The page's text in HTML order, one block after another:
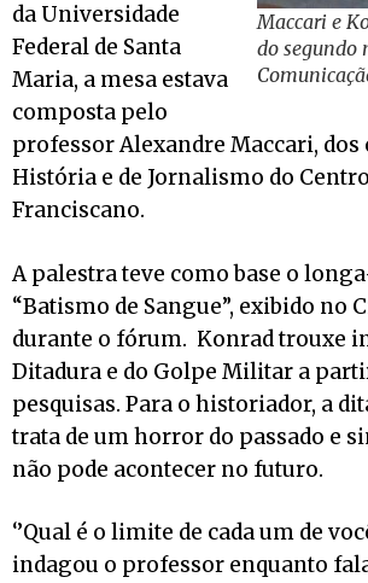
Maccari e
do segundo
da Universidade
Federal de Santa
Maria, a mesa estava
composta pelo
professor Alexandre Maccari, dos
História e de Jornalismo do
Franciscano.
A palestra teve como base o
“Batismo de Sangue”, exibido no
durante o fórum. Konrad trouxe
Ditadura e do Golpe Militar a
pesquisas. Para o historiador, a
trata de um horror do passado e
não pode acontecer no futuro.
‘’Qual é o limite de cada um de
indagou o professor enquanto